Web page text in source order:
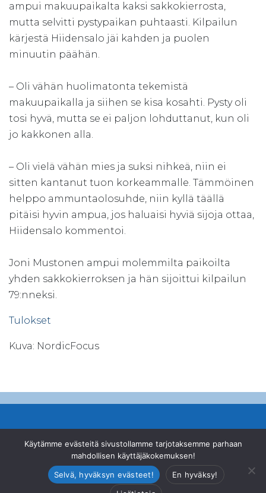
ampui makuupaikalta kaksi sakkokierrosta,
mutta selvitti pystypaikan puhtaasti. Kilpailun
kärjestä Hiidensalo jäi kahden ja puolen
minuutin päähän.
– Oli vähän huolimatonta tekemistä
makuupaikalla ja siihen se kisa kosahti. Pysty oli
tosi hyvä, mutta se ei paljon lohduttanut, kun oli
jo kakkonen alla.
– Oli vielä vähän mies ja suksi nihkeä, niin ei
sitten kantanut tuon korkeammalle. Tämmöinen
helppo ammuntaolosuhde, niin kyllä täällä
pitäisi hyvin ampua, jos haluaisi hyviä sijoja ottaa,
Hiidensalo kommentoi.
Joni Mustonen ampui molemmilta paikoilta
yhden sakkokierroksen ja hän sijoittui kilpailun
79:nneksi.
Tulokset
Kuva: NordicFocus
© Suomen Ampumahiihtoliitto ry
Valimotie 10, 00380 Helsinki| +358 46 878 2200
office@biathlon.fi
Käytämme evästeitä sivustollamme tarjotaksemme parhaan
mahdollisen käyttäjäkokemuksen!
Selvä, hyväksyn evästeet!
En hyväksy!